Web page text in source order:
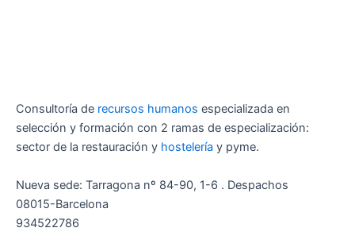
Consultoría de recursos humanos especializada en
selección y formación con 2 ramas de especialización:
sector de la restauración y hostelería y pyme.
Nueva sede: Tarragona nº 84-90, 1-6 . Despachos
08015-Barcelona
934522786